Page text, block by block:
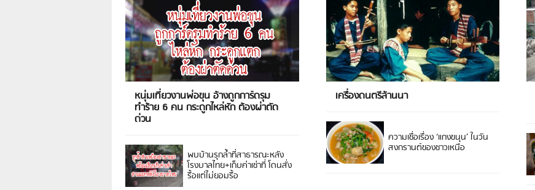
หนุ่มเที่ยวงานพ่อขุน อ้างถูกการ์ดรุม
ทำร้าย 6 คน กระดูกไหล่หัก ต้องผ่าตัด
ด่วน
พบบ้านรุกล้ำที่สาธารณะหลัง
โรงบาลไทย+เก็บค่าเช่าที่ โดนสั่ง
รื้อแต่ไม่ยอมรื้อ
เครื่องดนตรีล้านนา
ความเชื่อเรื่อง ‘แกงขนุน’ ในวัน
สงกรานต์ของชาวเหนือ